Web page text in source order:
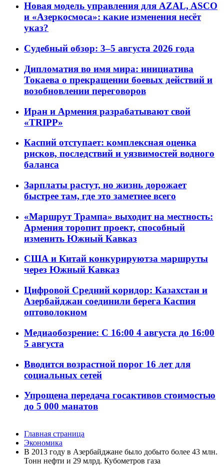
Новая модель управления для AZAL, ASCO
и «Азеркосмоса»: какие изменения несёт
указ?
Судебный обзор: 3–5 августа 2026 года
Дипломатия во имя мира: инициатива
Токаева о прекращении боевых действий и
возобновлении переговоров
Иран и Армения разрабатывают свой
«TRIPP»
Каспий отступает: комплексная оценка
рисков, последствий и уязвимостей водного
баланса
Зарплаты растут, но жизнь дорожает
быстрее там, где это заметнее всего
«Маршрут Трампа» выходит на местность:
Армения торопит проект, способный
изменить Южный Кавказ
США и Китай конкурируютза маршруты
через Южный Кавказ
Цифровой Средний коридор: Казахстан и
Азербайджан соединили берега Каспия
оптоволокном
Медиаобозрение: С 16:00 4 августа до 16:00
5 августа
Вводится возрастной порог 16 лет для
социальных сетей
Упрощена передача госактивов стоимостью
до 5 000 манатов
Главная страница
Экономика
B 2013 году в Азербайджане было добыто более 43 млн.
Тонн нефти и 29 млрд. Кубометров газа